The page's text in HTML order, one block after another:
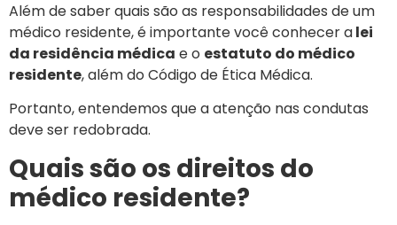
Além de saber quais são as responsabilidades de um
médico residente, é importante você conhecer alei
da residência médica e o estatuto do médico
residente, além do Código de Ética Médica.
Portanto, entendemos que a atenção nas condutas
deve ser redobrada.
Quais são os direitos do
médico residente?